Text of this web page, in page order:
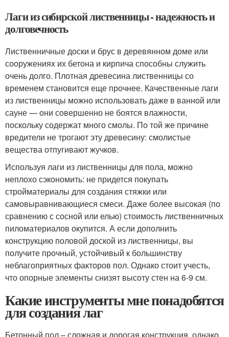
Лаги из сибирской лиственницы - надежность и
долговечность
Лиственничные доски и брус в деревянном доме или
сооружениях их бетона и кирпича способны служить
очень долго. Плотная древесина лиственницы со
временем становится еще прочнее. Качественные лаги
из лиственницы можно использовать даже в ванной или
сауне — они совершенно не боятся влажности,
поскольку содержат много смолы. По той же причине
вредители не трогают эту древесину: смолистые
вещества отпугивают жучков.
Используя лаги из лиственницы для пола, можно
неплохо сэкономить: не придется покупать
стройматериалы для создания стяжки или
самовыравнивающиеся смеси. Даже более высокая (по
сравнению с сосной или елью) стоимость лиственничных
пиломатериалов окупится. А если дополнить
конструкцию половой доской из лиственницы, вы
получите прочный, устойчивый к большинству
неблагоприятных факторов пол. Однако стоит учесть,
что опорные элементы снизят высоту стен на 6-9 см.
Какие инструменты мне понадобятся
для создания лаг